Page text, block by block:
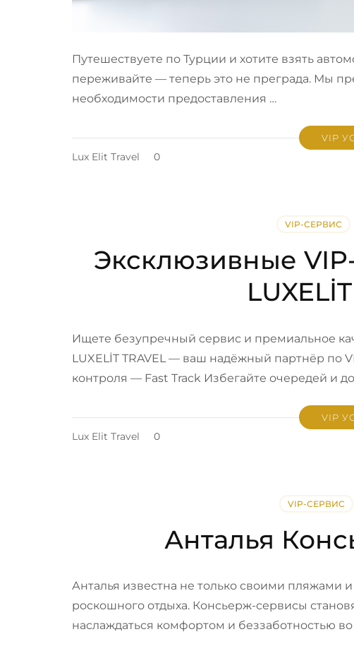
Путешествуете по Турции и хотите взять
переживайте — теперь это не преграда. Мы
необходимости предоставления …
VIP
Lux Elit Travel 0
VIP-СЕРВИС
Эксклюзивные
Ищете безупречный сервис и премиальное
LUXELİT TRAVEL — ваш надёжный партнёр по
контроля — Fast Track Избегайте очередей и
VIP
Lux Elit Travel 0
VIP-СЕРВИС
Анталья
Анталья известна не только своими пляжами
роскошного отдыха. Консьерж-сервисы
наслаждаться комфортом и беззаботностью